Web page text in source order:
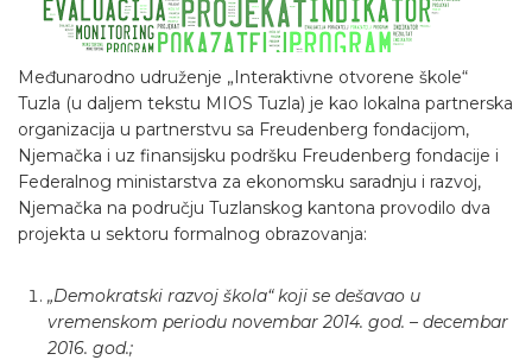
Međunarodno udruženje „Interaktivne otvorene škole“
Tuzla (u daljem tekstu MIOS Tuzla) je kao lokalna partnerska
organizacija u partnerstvu sa Freudenberg fondacijom,
Njemačka i uz finansijsku podršku Freudenberg fondacije i
Federalnog ministarstva za ekonomsku saradnju i razvoj,
Njemačka na području Tuzlanskog kantona provodilo dva
projekta u sektoru formalnog obrazovanja:
„Demokratski razvoj škola“ koji se dešavao u
vremenskom periodu novembar 2014. god. – decembar
2016. god.;